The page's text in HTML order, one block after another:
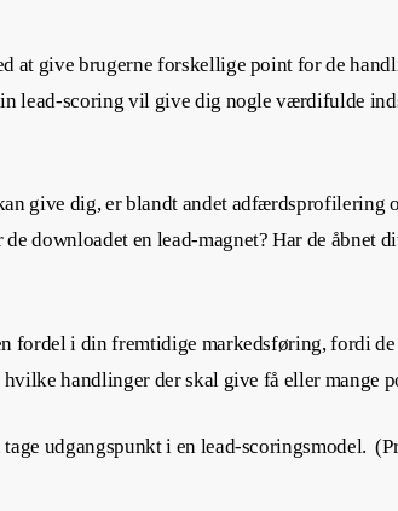
at give brugerne forskellige point for de
lead-scoring vil give dig nogle værdifulde
give dig, er blandt andet adfærdsprofilering
downloadet en lead-magnet? Har de
fordel i din fremtidige markedsføring, fordi
handlinger der skal give få eller mange
udgangspunkt i en lead-scoringsmodel.